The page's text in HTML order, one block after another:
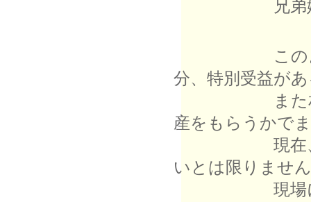
兄弟姉妹の
このような
分、特別受益が
また相続権
産をもらうかで
現在、相続
いとは限りませ
現場に出く